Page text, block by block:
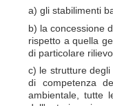
a) gli stabilimenti
b) la concessione
rispetto a quella
di particolare
c) le strutture
di competenza
ambientale, tutte